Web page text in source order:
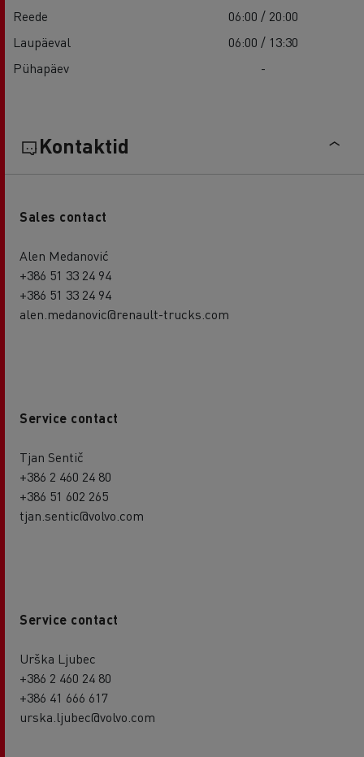
Reede
06:00 / 20:00
Laupäeval
06:00 / 13:30
Pühapäev
-
Kontaktid
Sales contact
Alen Medanović
+386 51 33 24 94
+386 51 33 24 94
alen.medanovic@renault-trucks.com
Service contact
Tjan Sentič
+386 2 460 24 80
+386 51 602 265
tjan.sentic@volvo.com
Service contact
Urška Ljubec
+386 2 460 24 80
+386 41 666 617
urska.ljubec@volvo.com